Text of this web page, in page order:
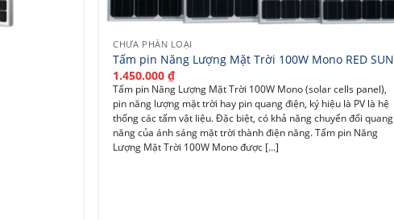
CHƯA PHÂN LOẠI
Tấm pin Năng Lượng Mặt Trời 100W Mono RED SUN
1.450.000₫
Tấm pin Năng Lượng Mặt Trời 100W Mono (solar cells panel),
pin năng lượng mặt trời hay pin quang điện, ký hiệu là PV là hệ
thống các tấm vật liệu. Đặc biệt, có khả năng chuyển đổi quang
năng của ánh sáng mặt trời thành điện năng. Tấm pin Năng
Lượng Mặt Trời 100W Mono được [...]